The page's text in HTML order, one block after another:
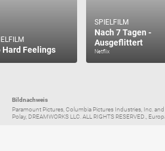
Hard Feelings
SPIELFILM
Nach 7 Tagen -
Ausgeflittert
Netflix
Bildnachweis
Paramount Pictures, Columbia Pictures Industries, Inc. and
Polay, DREAMWORKS LLC. ALL RIGHTS RESERVED.,